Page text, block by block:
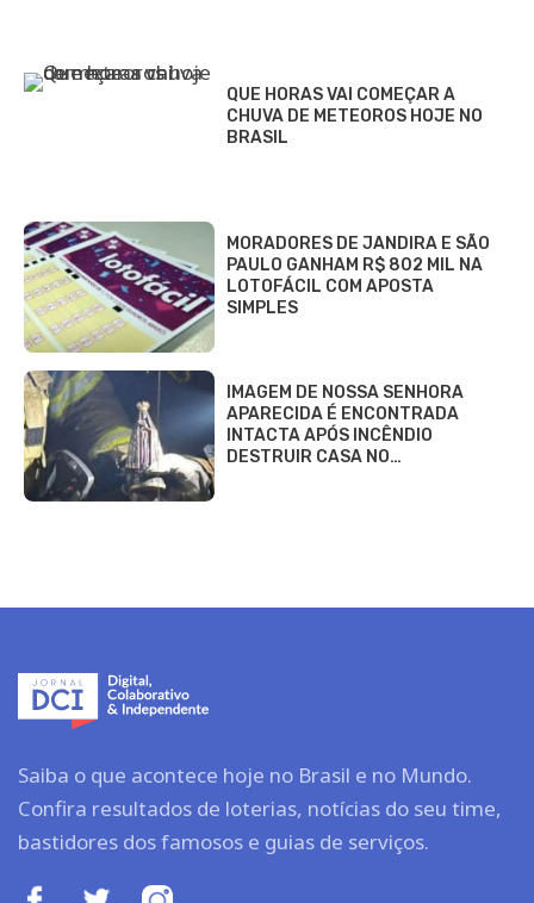
QUE HORAS VAI COMEÇAR A
CHUVA DE METEOROS HOJE NO
BRASIL
MORADORES DE JANDIRA E SÃO
PAULO GANHAM R$ 802 MIL NA
LOTOFÁCIL COM APOSTA
SIMPLES
IMAGEM DE NOSSA SENHORA
APARECIDA É ENCONTRADA
INTACTA APÓS INCÊNDIO
DESTRUIR CASA NO…
Saiba o que acontece hoje no Brasil e no Mundo.
Confira resultados de loterias, notícias do seu time,
bastidores dos famosos e guias de serviços.